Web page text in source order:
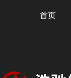
首页